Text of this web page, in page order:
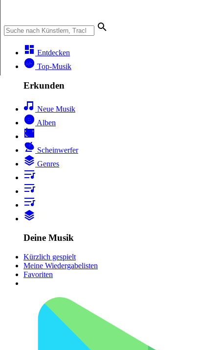
Entdecken
Top-Musik
Erkunden
Neue Musik
Alben
Scheinwerfer
Genres
Deine Musik
Kürzlich gespielt
Meine Wiedergabelisten
Favoriten